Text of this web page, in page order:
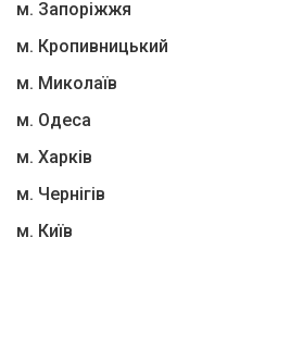
м. Запоріжжя
м. Кропивницький
м. Миколаїв
м. Одеса
м. Харків
м. Чернігів
м. Київ